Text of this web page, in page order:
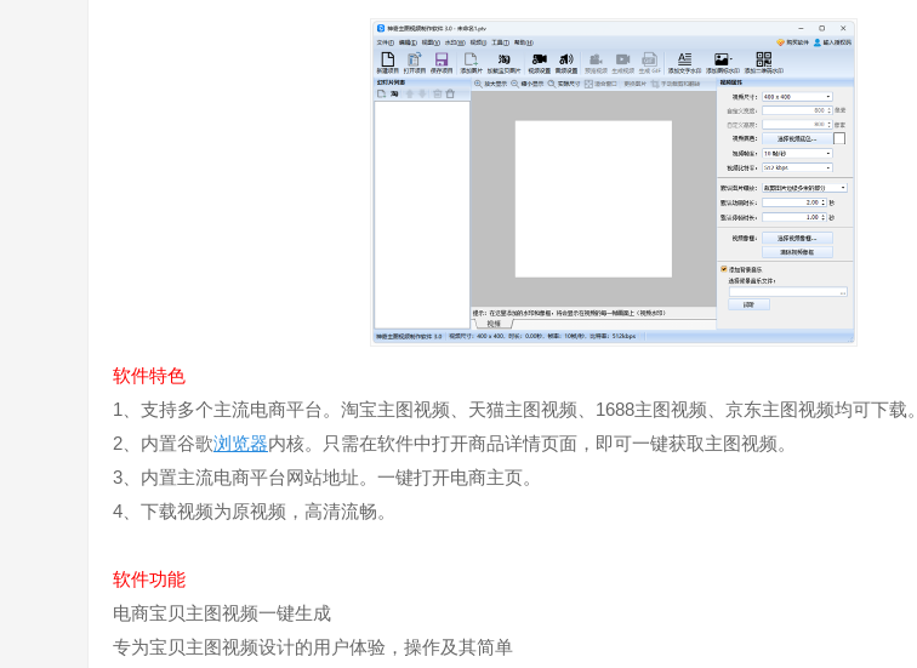
软件特色
1、支持多个主流电商平台。淘宝主图视频、天猫主图视频、1688主图视频、京东主图视频均可下载。
2、内置谷歌浏览器内核。只需在软件中打开商品详情页面，即可一键获取主图视频。
3、内置主流电商平台网站地址。一键打开电商主页。
4、下载视频为原视频，高清流畅。
软件功能
电商宝贝主图视频一键生成
专为宝贝主图视频设计的用户体验，操作及其简单